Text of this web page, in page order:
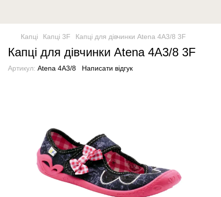
Капці Капці 3F Капці для дівчинки Atena 4A3/8 3F
Капці для дівчинки Atena 4A3/8 3F
Артикул: Atena 4A3/8 Написати відгук